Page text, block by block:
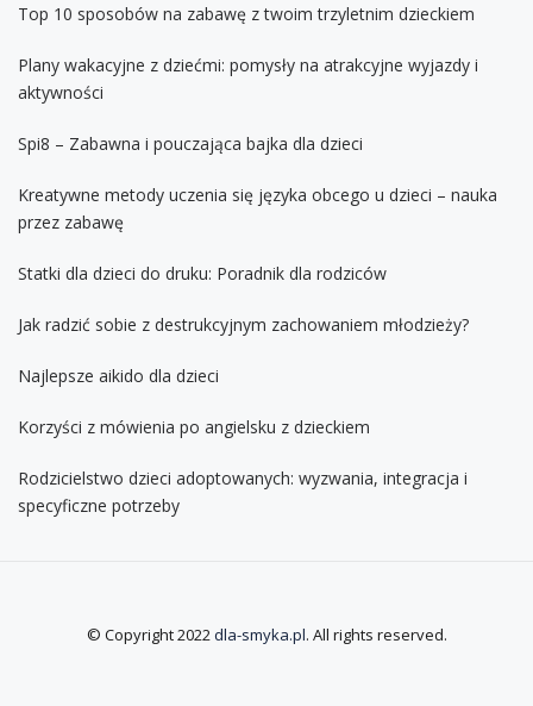
Top 10 sposobów na zabawę z twoim trzyletnim dzieckiem
Plany wakacyjne z dziećmi: pomysły na atrakcyjne wyjazdy i
aktywności
Spi8 – Zabawna i pouczająca bajka dla dzieci
Kreatywne metody uczenia się języka obcego u dzieci – nauka
przez zabawę
Statki dla dzieci do druku: Poradnik dla rodziców
Jak radzić sobie z destrukcyjnym zachowaniem młodzieży?
Najlepsze aikido dla dzieci
Korzyści z mówienia po angielsku z dzieckiem
Rodzicielstwo dzieci adoptowanych: wyzwania, integracja i
specyficzne potrzeby
© Copyright 2022dla-smyka.pl. All rights reserved.